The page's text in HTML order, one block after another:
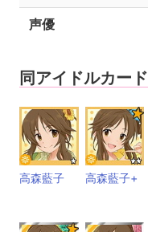
声優
同アイドルカード
高森藍子 高森藍子+